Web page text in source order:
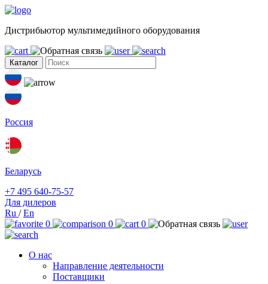
Дистрибьютор мультимедийного оборудования
Каталог
Россия
Беларусь
+7 495 640-75-57
Для дилеров
Ru /En
0
0 0
О нас
Направление деятельности
Поставщики